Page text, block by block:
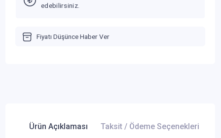
edebilirsiniz.
Fiyatı Düşünce Haber Ver
Ürün Açıklaması Taksit / Ödeme Seçenekleri